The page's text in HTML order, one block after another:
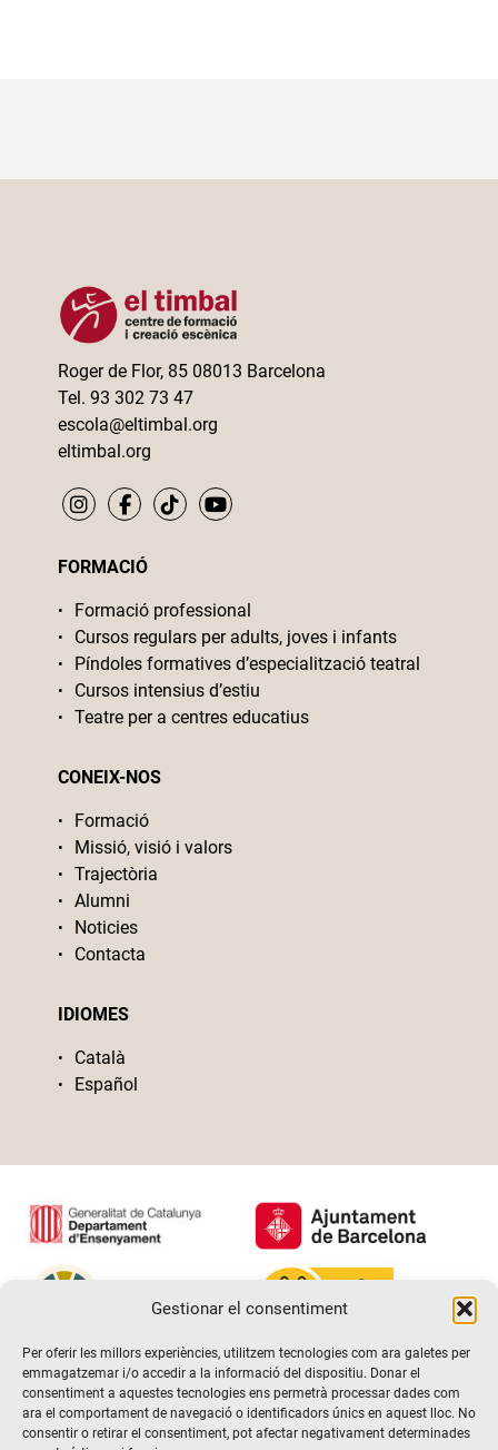
Gestionar el consentiment
Per oferir les millors experiències, utilitzem tecnologies com ara galetes per
emmagatzemar i/o accedir a la informació del dispositiu. Donar el
consentiment a aquestes tecnologies ens permetrà processar dades com
ara el comportament de navegació o identificadors únics en aquest lloc. No
consentir o retirar el consentiment, pot afectar negativament determinades
Roger de Flor, 85 08013 Barcelona
Tel. 93 302 73 47
escola@eltimbal.org
eltimbal.org
FORMACIÓ
Formació professional
Cursos regulars per adults, joves i infants
Píndoles formatives d’especialització teatral
Cursos intensius d’estiu
Teatre per a centres educatius
CONEIX-NOS
Formació
Missió, visió i valors
Trajectòria
Alumni
Noticies
Contacta
IDIOMES
Català
Español